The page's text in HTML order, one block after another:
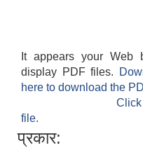
It appears your Web
display PDF files.
here to download the
file.
प्रकार: